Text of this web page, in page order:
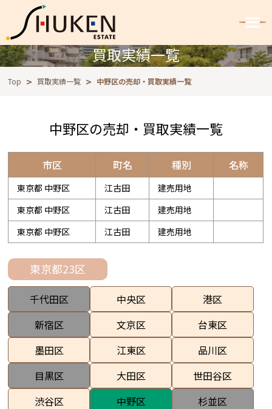
買取実績一覧
Top 買取実績一覧 中野区の売却・買取実績一覧
中野区の売却・買取実績一覧
市区 町名 種別 名称
東京都 中野区 江古田
建売用地
東京都 中野区
江古田
建売用地
東京都 中野区
江古田 建売用地
東京都23区
千代田区 中央区
港区
新宿区
文京区
台東区
墨田区
江東区
品川区
目黒区
大田区
世田谷区
渋谷区
中野区
杉並区